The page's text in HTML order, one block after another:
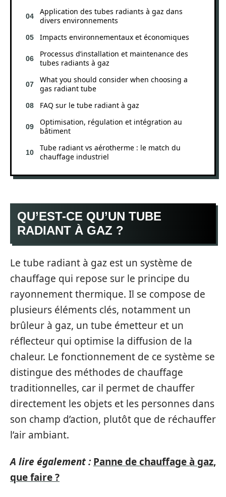
Application des tubes radiants à gaz dans
divers environnements
Impacts environnementaux et économiques
Processus d’installation et maintenance des
tubes radiants à gaz
What you should consider when choosing a
gas radiant tube
FAQ sur le tube radiant à gaz
Optimisation, régulation et intégration au
bâtiment
Tube radiant vs aérotherme : le match du
chauffage industriel
QU’EST-CE QU’UN TUBE
RADIANT À GAZ ?
Le tube radiant à gaz est un système de
chauffage qui repose sur le principe du
rayonnement thermique. Il se compose de
plusieurs éléments clés, notamment un
brûleur à gaz, un tube émetteur et un
réflecteur qui optimise la diffusion de la
chaleur. Le fonctionnement de ce système se
distingue des méthodes de chauffage
traditionnelles, car il permet de chauffer
directement les objets et les personnes dans
son champ d’action, plutôt que de réchauffer
l’air ambiant.
A lire également : Panne de chauffage à gaz,
que faire ?